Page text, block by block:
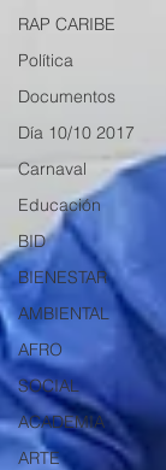
RAP CARIBE
Política
Documentos
Día 10/10 2017
Carnaval
Educación
BID
BIENESTAR
AMBIENTAL
AFRO
SOCIAL
ACADEMIA
ARTE